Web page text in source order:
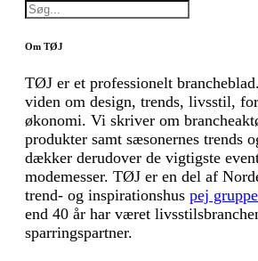
Om TØJ
TØJ er et professionelt
viden om design, trends, livsstil,
økonomi. Vi skriver om
produkter samt sæsonernes trends
dækker derudover de vigtigste
modemesser. TØJ er en del af
trend- og inspirationshus pej
end 40 år har været
sparringspartner.